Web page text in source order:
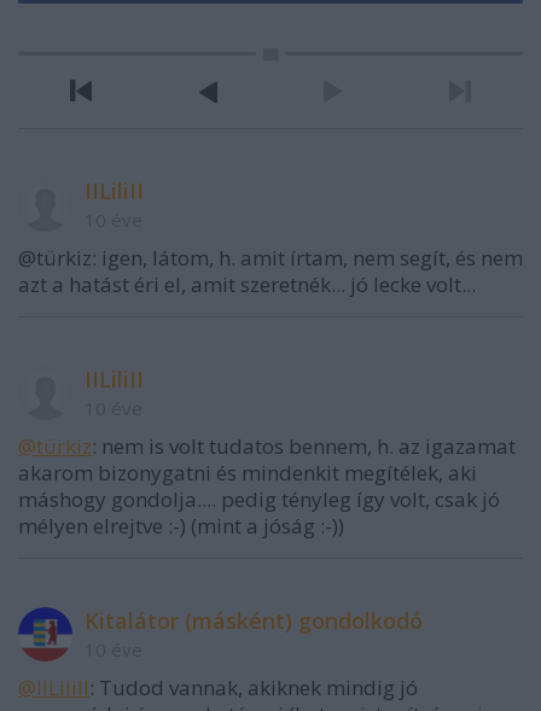
IILiliII
@türkiz: igen, látom, h. amit írtam, nem segít, és nem
azt a hatást éri el, amit szeretnék... jó lecke volt...
IILiliII
@türkiz: nem is volt tudatos bennem, h. az igazamat
akarom bizonygatni és mindenkit megítélek, aki
máshogy gondolja.... pedig tényleg így volt, csak jó
mélyen elrejtve :-) (mint a jóság :-))
Kitalátor (másként) gondolkodó
@IILiliII: Tudod vannak, akiknek mindig jó